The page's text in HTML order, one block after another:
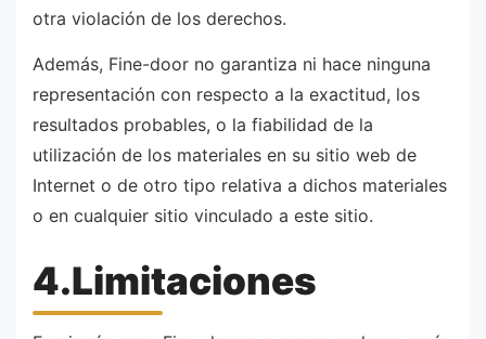
otra violación de los derechos.
Además, Fine-door no garantiza ni hace ninguna
representación con respecto a la exactitud, los
resultados probables, o la fiabilidad de la
utilización de los materiales en su sitio web de
Internet o de otro tipo relativa a dichos materiales
o en cualquier sitio vinculado a este sitio.
4.Limitaciones